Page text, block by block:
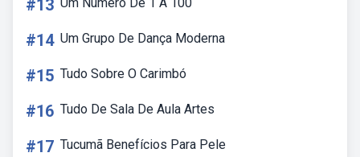
#13
#14 Um Grupo De Dança Moderna
#15 Tudo Sobre O Carimbó
#16 Tudo De Sala De Aula Artes
#17 Tucumã Benefícios Para Pele